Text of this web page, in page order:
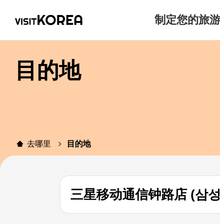
制定您的旅
目的地
去哪里 目的地
三星移动通信钟路店 (삼